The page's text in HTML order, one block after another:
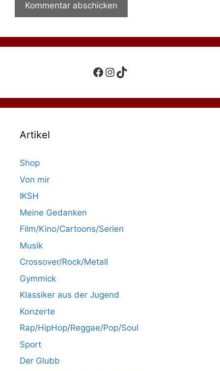
Facebook
Instagram
TikTok
Artikel
Shop
Von mir
IKSH
Meine Gedanken
Film/Kino/Cartoons/Serien
Musik
Crossover/Rock/Metall
Gymmick
Klassiker aus der Jugend
Konzerte
Rap/HipHop/Reggae/Pop/Soul
Sport
Der Glubb